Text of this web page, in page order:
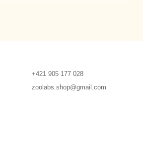
+421 905 177 028
zoolabs.shop@gmail.com